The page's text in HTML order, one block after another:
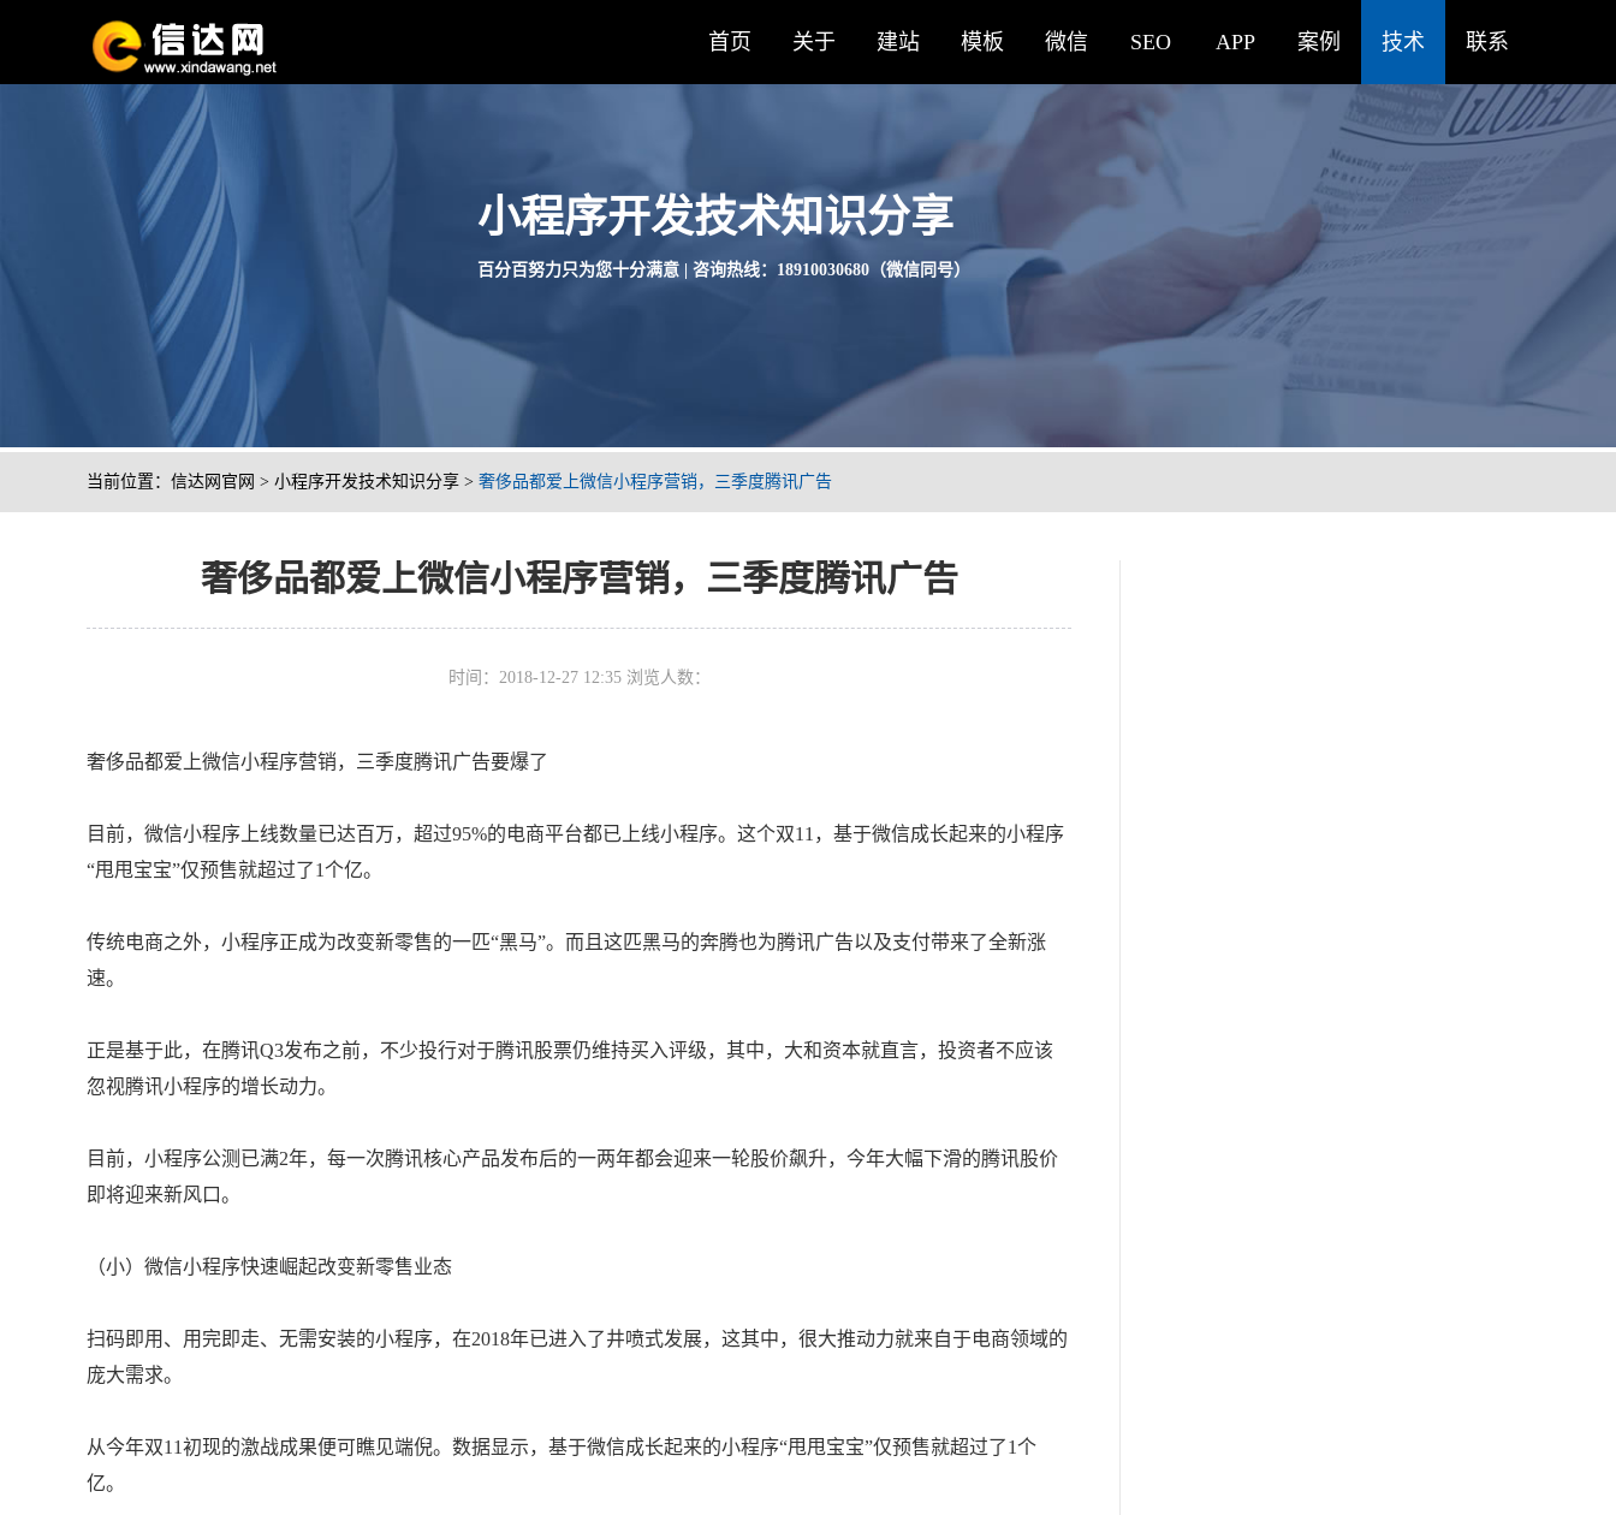
首页 关于 建站 模板 微信 SEO APP 案例 技术 联系
小程序开发技术知识分享
百分百努力只为您十分满意 | 咨询热线：18910030680（微信同号）
当前位置： 信达网官网 > 小程序开发技术知识分享 > 奢侈品都爱上微信小程序营销，三季度腾讯广告
奢侈品都爱上微信小程序营销，三季度腾讯广告
时间：2018-12-27 12:35 浏览人数：
奢侈品都爱上微信小程序营销，三季度腾讯广告要爆了
目前，微信小程序上线数量已达百万，超过95%的电商平台都已上线小程序。这个双11，基于微信成长起来的小程序
“甩甩宝宝”仅预售就超过了1个亿。
传统电商之外，小程序正成为改变新零售的一匹“黑马”。而且这匹黑马的奔腾也为腾讯广告以及支付带来了全新涨
速。
正是基于此，在腾讯Q3发布之前，不少投行对于腾讯股票仍维持买入评级，其中，大和资本就直言，投资者不应该
忽视腾讯小程序的增长动力。
目前，小程序公测已满2年，每一次腾讯核心产品发布后的一两年都会迎来一轮股价飙升，今年大幅下滑的腾讯股价
即将迎来新风口。
（小）微信小程序快速崛起改变新零售业态
扫码即用、用完即走、无需安装的小程序，在2018年已进入了井喷式发展，这其中，很大推动力就来自于电商领域的
庞大需求。
从今年双11初现的激战成果便可瞧见端倪。数据显示，基于微信成长起来的小程序“甩甩宝宝”仅预售就超过了1个
亿。